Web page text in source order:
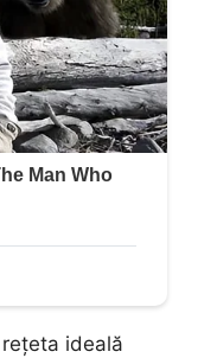
ideală